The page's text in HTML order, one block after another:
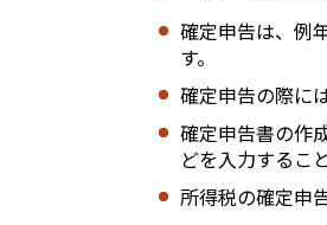
確定申告は、例
す。
確定申告の際に
確定申告書の作
どを入力するこ
所得税の確定申